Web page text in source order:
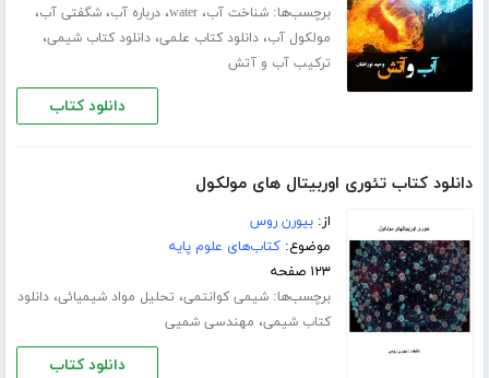
برچسب‌ها:شناخت آب،water،درباره آب،شگفتی آب،
مولکول آب،دانلود کتاب علمی،دانلود کتاب شیمی،
ترکیب آب و آتش
دانلود کتاب
دانلود کتاب تئوری اوربیتال های مولکول
از:بیورن روس
موضوع:کتاب‌های علوم پایه
۱۲۳ صفحه
برچسب‌ها:شیمی کوانتمی، تحلیل مواد شیمیائی،دانلود
کتاب شیمی، مهندسی شمیی
دانلود کتاب